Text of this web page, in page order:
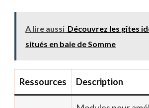
A lire aussi Découvrez les gîtes
situés en baie de Somme
Ressources Description